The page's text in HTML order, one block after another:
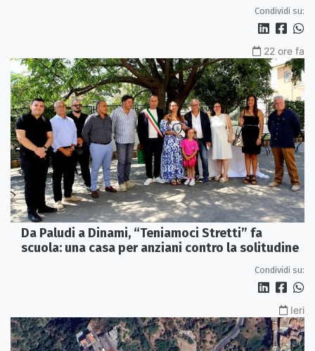
Condividi su:
22 ore fa
Da Paludi a Dinami, “Teniamoci Stretti” fa
scuola: una casa per anziani contro la solitudine
Condividi su:
Ieri